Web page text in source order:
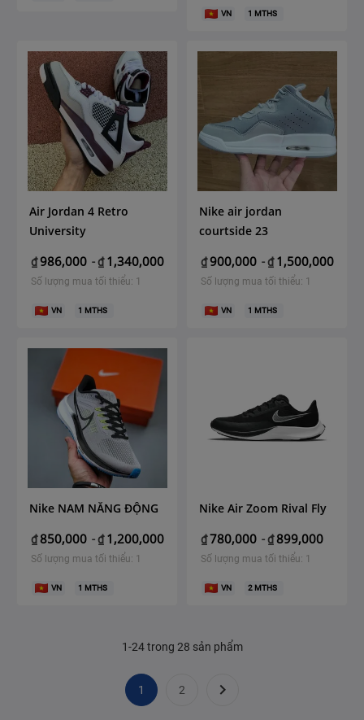
VN 1 MTHS
Air Jordan 4 Retro
University
₫ 986,000 -₫ 1,340,000
Số lượng mua tối thiểu: 1
VN 1 MTHS
Nike air jordan
courtside 23
₫ 900,000 -₫ 1,500,000
Số lượng mua tối thiểu: 1
VN 1 MTHS
Nike NAM NĂNG ĐỘNG
₫ 850,000 -₫ 1,200,000
Số lượng mua tối thiểu: 1
VN 1 MTHS
Nike Air Zoom Rival Fly
₫780,000 -₫ 899,000
Số lượng mua tối thiểu: 1
VN 2 MTHS
1-24 trong 28 sản phẩm
1 2 